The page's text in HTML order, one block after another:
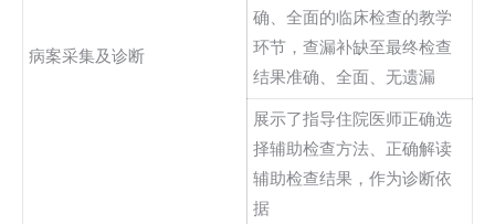
病案采集及诊断
确、全面的临床检查的教学
环节，查漏补缺至最终检查
结果准确、全面、无遗漏
展示了指导住院医师正确选
择辅助检查方法、正确解读
辅助检查结果，作为诊断依
据